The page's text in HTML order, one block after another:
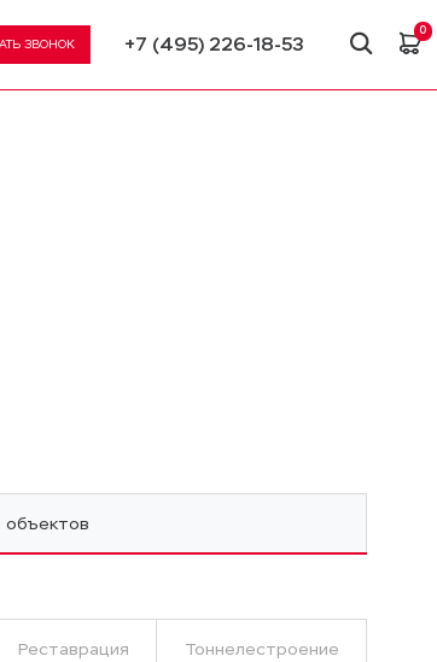
ЗВОНОК +7 (495) 226-18-53
0
Реставрация Тоннелестроение